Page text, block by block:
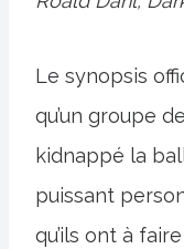
Le synopsis
qu’un groupe
kidnappé la
puissant
qu’ils ont à